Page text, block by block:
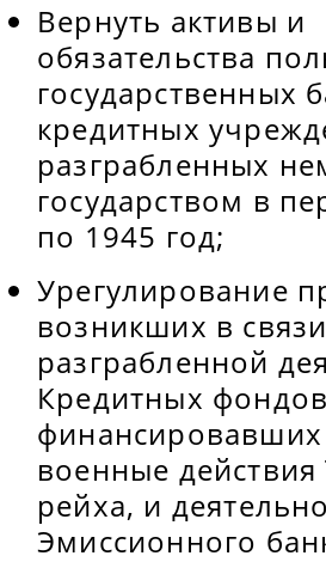
Вернуть активы и
обязательства
государственных
кредитных
разграбленных
государством в
по 1945 год;
Урегулирование
возникших в
разграбленной
Кредитных
военные действия
рейха, и
Эмиссионного